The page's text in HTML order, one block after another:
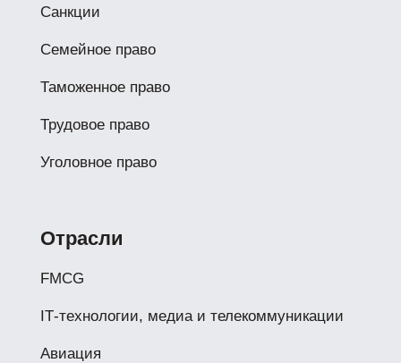
Санкции
Семейное право
Таможенное право
Трудовое право
Уголовное право
Отрасли
FMCG
IТ-технологии, медиа и телекоммуникации
Авиация